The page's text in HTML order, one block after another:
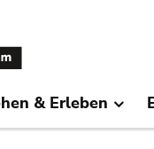
& Erleben